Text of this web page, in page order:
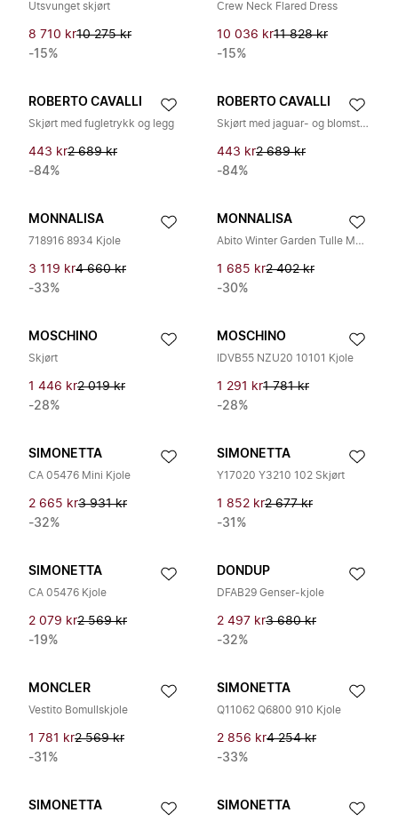
Utsvunget skjørt
8 710 kr10 275 kr
-15%
Crew Neck Flared Dress
10 036 kr11 828 kr
-15%
ROBERTO CAVALLI
Skjørt med fugletrykk og legg
443 kr2 689 kr
-84%
ROBERTO CAVALLI
Skjørt med jaguar- og blomstertrykk
443 kr2 689 kr
-84%
MONNALISA
718916 8934 Kjole
3 119 kr4 660 kr
-33%
MONNALISA
Abito Winter Garden Tulle Mano Seta
1 685 kr2 402 kr
-30%
MOSCHINO
Skjørt
1 446 kr2 019 kr
-28%
MOSCHINO
IDVB55 NZU20 10101 Kjole
1 291 kr1 781 kr
-28%
SIMONETTA
CA 05476 Mini Kjole
2 665 kr3 931 kr
-32%
SIMONETTA
Y17020 Y3210 102 Skjørt
1 852 kr2 677 kr
-31%
SIMONETTA
CA 05476 Kjole
2 079 kr2 569 kr
-19%
DONDUP
DFAB29 Genser-kjole
2 497 kr3 680 kr
-32%
MONCLER
Vestito Bomullskjole
1 781 kr2 569 kr
-31%
SIMONETTA
Q11062 Q6800 910 Kjole
2 856 kr4 254 kr
-33%
SIMONETTA SIMONETTA